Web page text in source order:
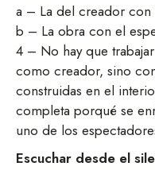
a – La del creador con
b – La obra con el
4 – No hay que
como creador, sino
construidas en el
completa porqué se
uno de los
Escuchar desde el